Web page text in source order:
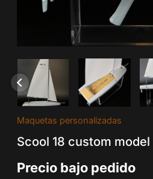
Maquetas personalizadas
Scool 18 custom model
Precio bajo pedido